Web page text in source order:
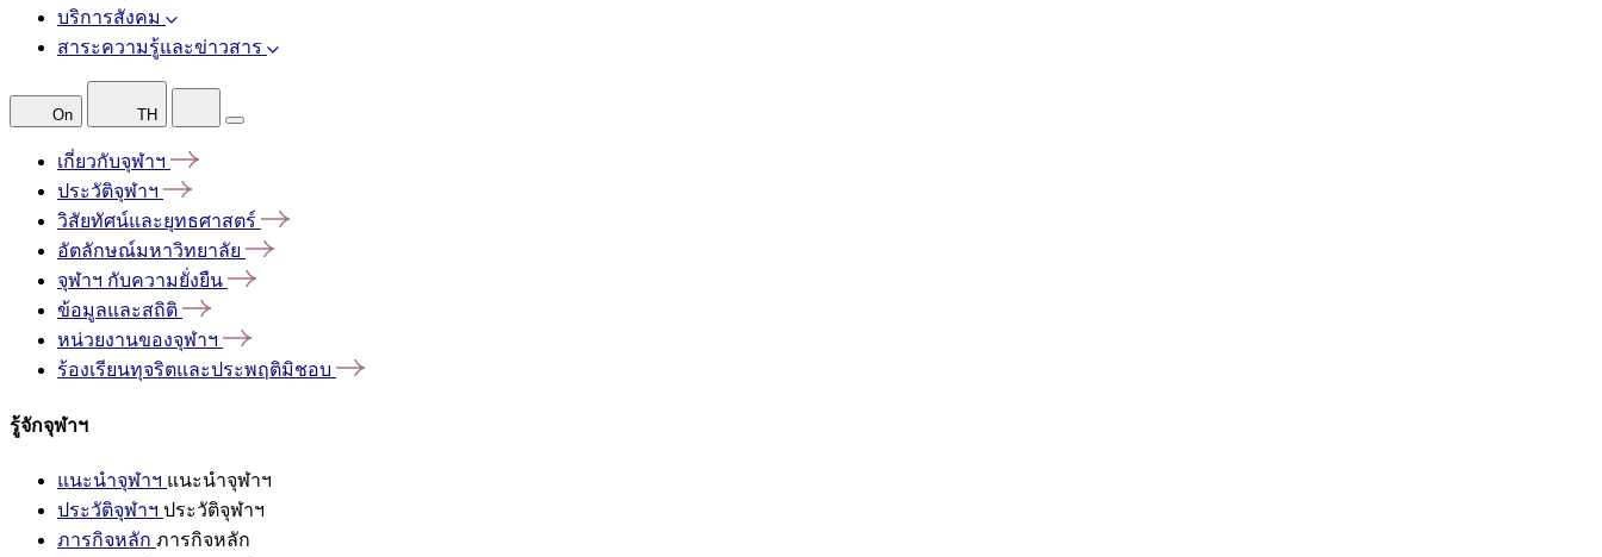
บริการสังคม
สาระความรู้และข่าวสาร
On TH
เกี่ยวกับจุฬาฯ
ประวัติจุฬาฯ
วิสัยทัศน์และยุทธศาสตร์
อัตลักษณ์มหาวิทยาลัย
จุฬาฯ กับความยั่งยืน
ข้อมูลและสถิติ
หน่วยงานของจุฬาฯ
ร้องเรียนทุจริตและประพฤติมิชอบ
รู้จักจุฬาฯ
แนะนำจุฬาฯ แนะนำจุฬาฯ
ประวัติจุฬาฯ ประวัติจุฬาฯ
ภารกิจหลัก ภารกิจหลัก